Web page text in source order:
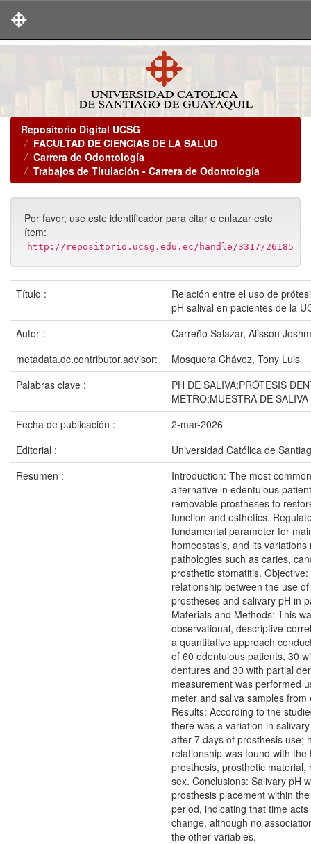
Repositorio Digital UCSG
FACULTAD DE CIENCIAS DE LA SALUD
Carrera de Odontología
Trabajos de Titulación - Carrera de Odontología
Por favor, use este identificador para citar o enlazar este
ítem:
http://repositorio.ucsg.edu.ec/handle/3317/26185
Título :
Relación entre el uso de
pH salival en pacientes de la
Autor :
Carreño Salazar, Alisson
metadata.dc.contributor.advisor:
Mosquera Chávez, Tony Luis
Palabras clave :
PH DE SALIVA;PRÓTESIS
METRO;MUESTRA DE SALIVA
Fecha de publicación :
2-mar-2026
Editorial :
Universidad Católica de
Resumen :
Introduction: The most
alternative in edentulous
removable prostheses to
function and esthetics.
fundamental parameter for
homeostasis, and its variations
pathologies such as caries,
prosthetic stomatitis.
relationship between the use
prostheses and salivary pH in
Materials and Methods: This
observational, descriptive-
a quantitative approach
of 60 edentulous patients, 30
dentures and 30 with partial
measurement was performed
meter and saliva samples from
Results: According to the
there was a variation in
after 7 days of prosthesis use;
relationship was found with the
prosthesis, prosthetic material,
sex. Conclusions: Salivary pH
prosthesis placement within
period, indicating that time
change, although no
the other variables.